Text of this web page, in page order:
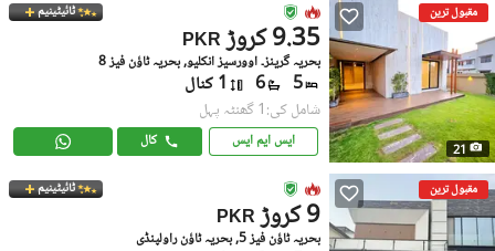
مقبول ترین
21
ٹائیٹینیم
PKR 9.35 کروڑ
بحریہ گرینز۔ اوورسیز انکلیو, بحریہ ٹاؤن فیز 8
5
6 1 کنال
شامل کی:1 گھنٹہ پہل
ایس ایم ایس کال
مقبول ترین ٹائیٹینیم
PKR 9 کروڑ
بحریہ ٹاؤن فیز 5, بحریہ ٹاؤن راولپنڈی